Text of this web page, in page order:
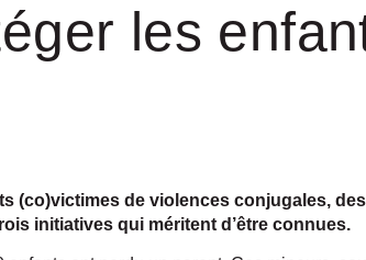
les
(co)victimes de violences conjugales, des
initiatives qui méritent d’être connues.